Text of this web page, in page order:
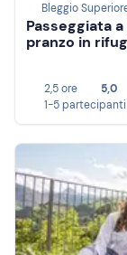
Bleggio
Passeggiata
pranzo in
2,5 ore
5,0
1-5 partecipanti